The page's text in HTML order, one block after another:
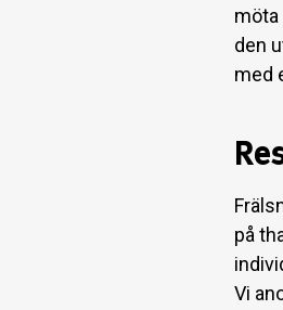
möta
den
med
på
Vi